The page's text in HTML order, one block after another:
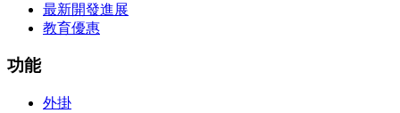
最新開發進展
教育優惠
功能
外掛